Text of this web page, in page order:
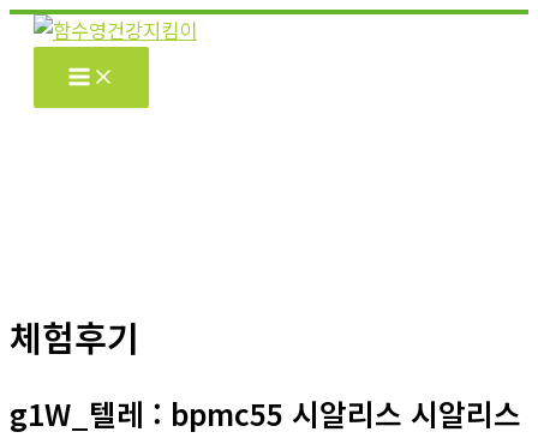
콘
체험후기
g1W_텔레 : bpmc55 시알리스 시알리스